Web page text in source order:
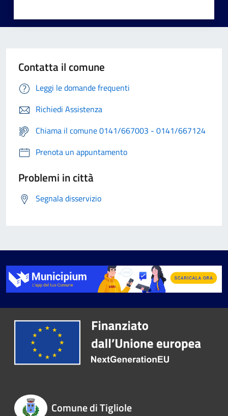
Contatta il comune
Leggi le domande frequenti
Richiedi Assistenza
Chiama il comune 0141/667003 - 0141/667124
Prenota un appuntamento
Problemi in città
Segnala disservizio
Comune di Tigliole